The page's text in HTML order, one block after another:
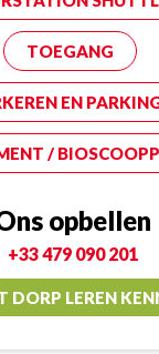
TOEGANG
EN
/
opbellen
+33 479 090 201
DORP LEREN